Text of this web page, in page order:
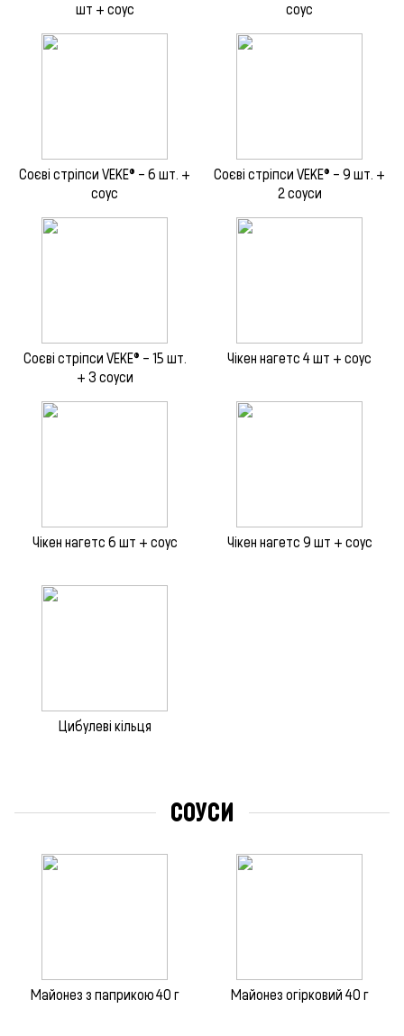
шт + соус соус
Соєві стріпси VEKE® – 6 шт. +
соус
Соєві стріпси VEKE® – 9 шт. +
2 соуси
Соєві стріпси VEKE® – 15 шт.
+ 3 соуси
Чікен нагетс 4 шт + соус
Чікен нагетс 6 шт + соус Чікен нагетс 9 шт + соус
Цибулеві кільця
СОУСИ
Майонез з паприкою 40 г Майонез огірковий 40 г